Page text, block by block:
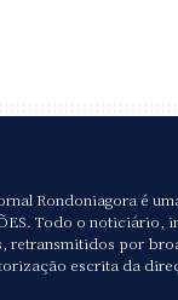
Rondoniagora é
Todo o noticiário,
retransmitidos por
escrita da